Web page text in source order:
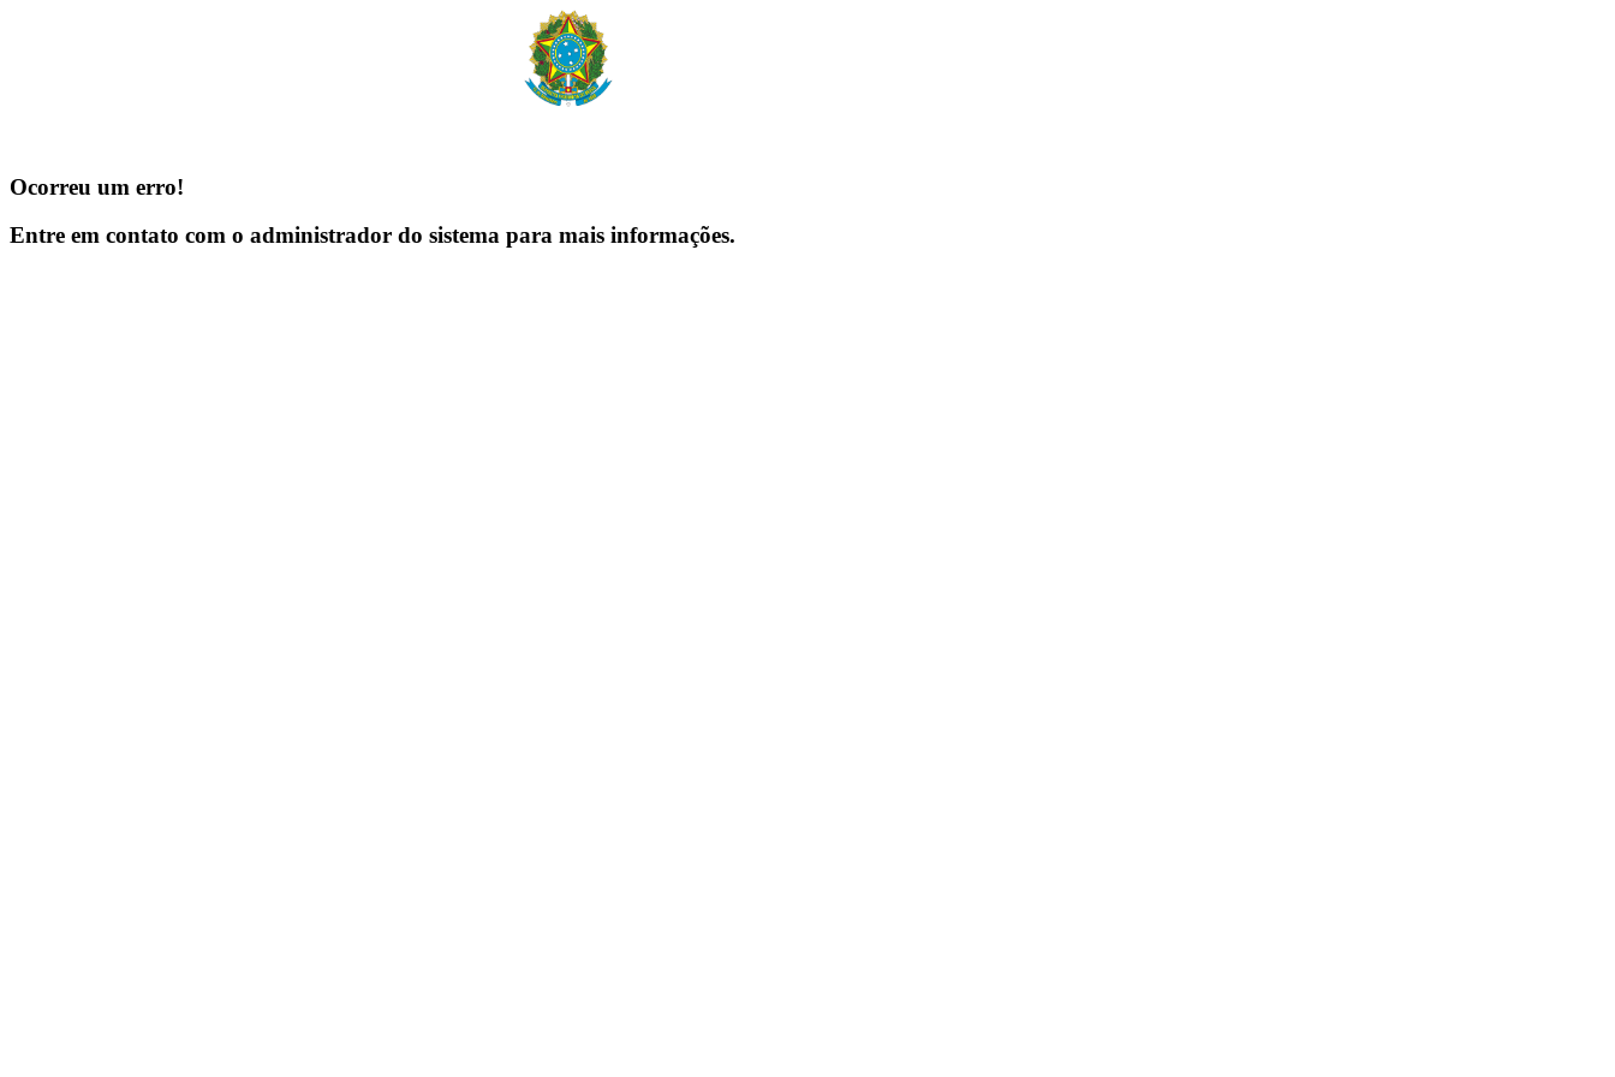
Ocorreu um erro!
Entre em contato com o administrador do sistema para mais informações.